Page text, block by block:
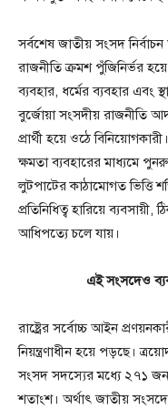
সর্বশেষ জাতীয় সংসদ
রাজনীতি ক্রমশ পুঁজিনির্ভর
ব্যবহার, ধর্মের ব্যবহার এবং
বুর্জোয়া সংসদীয় রাজনীতি
প্রার্থী হয়ে ওঠে
ক্ষমতা ব্যবহারের মাধ্যমে
লুটপাটের কাঠামোগত ভিত্তি
প্রতিনিধিত্ব হারিয়ে ব্যবসায়ী,
আধিপত্যে চলে যায়।
এই সংসদেও
রাষ্ট্রের সর্বোচ্চ আইন
নিয়ন্ত্রণাধীন হয়ে পড়ছে।
সংসদ সদস্যের মধ্যে ২৭১
শতাংশ। অর্থাৎ জাতীয় সংসদে